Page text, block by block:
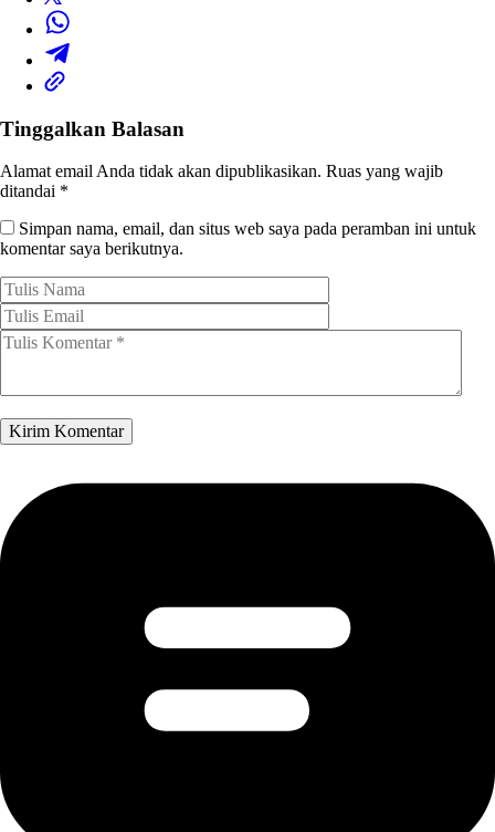
Tinggalkan Balasan
Alamat email Anda tidak akan dipublikasikan. Ruas yang wajib
ditandai *
Simpan nama, email, dan situs web saya pada peramban ini untuk
komentar saya berikutnya.